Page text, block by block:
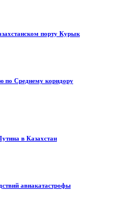
порту Курык
по Среднему коридору
в Казахстан
авиакатастрофы